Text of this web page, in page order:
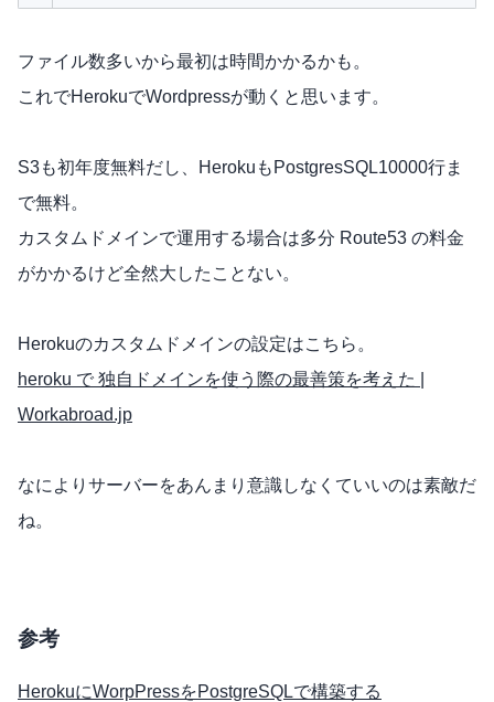
ファイル数多いから最初は時間かかるかも。
これでHerokuでWordpressが動くと思います。
S3も初年度無料だし、HerokuもPostgresSQL10000行ま
で無料。
カスタムドメインで運用する場合は多分 Route53 の料金
がかかるけど全然大したことない。
Herokuのカスタムドメインの設定はこちら。
heroku で 独自ドメインを使う際の最善策を考えた |
Workabroad.jp
なによりサーバーをあんまり意識しなくていいのは素敵だ
ね。
参考
HerokuにWorpPressをPostgreSQLで構築する